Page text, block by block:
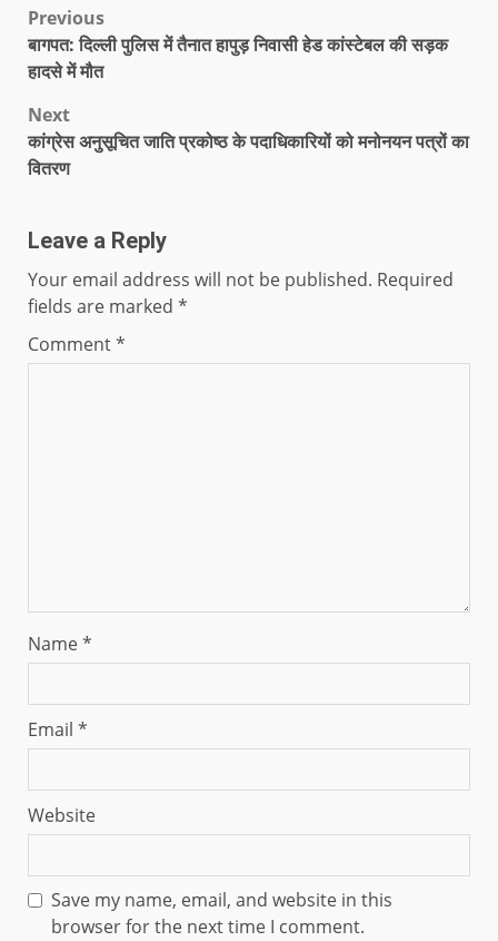
Previous
बागपत: दिल्ली पुलिस में तैनात हापुड़ निवासी हेड कांस्टेबल की सड़क
हादसे में मौत
Next
कांग्रेस अनुसूचित जाति प्रकोष्ठ के पदाधिकारियों को मनोनयन पत्रों का
वितरण
Leave a Reply
Your email address will not be published. Required
fields are marked *
Comment*
Name*
Email *
Website
Save my name, email, and website in this
browser for the next time I comment.